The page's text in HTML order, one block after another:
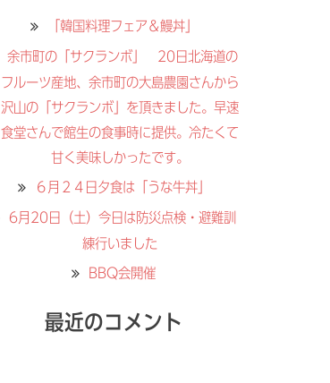
「韓国料理フェア＆鰻丼」
余市町の「サクランボ」 20日北海道の
フルーツ産地、余市町の大島農園さんから
沢山の「サクランボ」を頂きました。早速
食堂さんで館生の食事時に提供。冷たくて
甘く美味しかったです。
６月２４日夕食は「うな牛丼」
6月20日（土）今日は防災点検・避難訓
練行いました
BBQ会開催
最近のコメント